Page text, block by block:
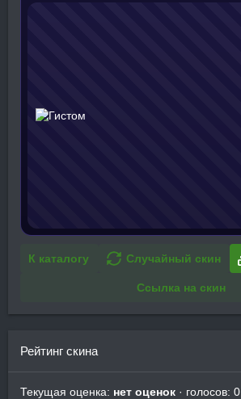
К каталогу Случайный скин
Ссылка на скин
Рейтинг скина
Текущая оценка: нет оценок · голосов: 0